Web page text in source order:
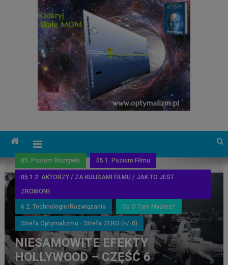
05. Poziom Rozrywki 05.1. Poziom Filmu
05.1.2. AKTORZY / ZA KULISAMI FILMU / JAK TO JEST
ZROBIONE
6.2. Technologie/Rozwiązania Co O Tym Myślisz?
Strefa Optymalizmu - Strefa ZERO (+/-0)
NIESAMOWITE EFEKTY
HOLLYWOOD – CZĘŚĆ 6